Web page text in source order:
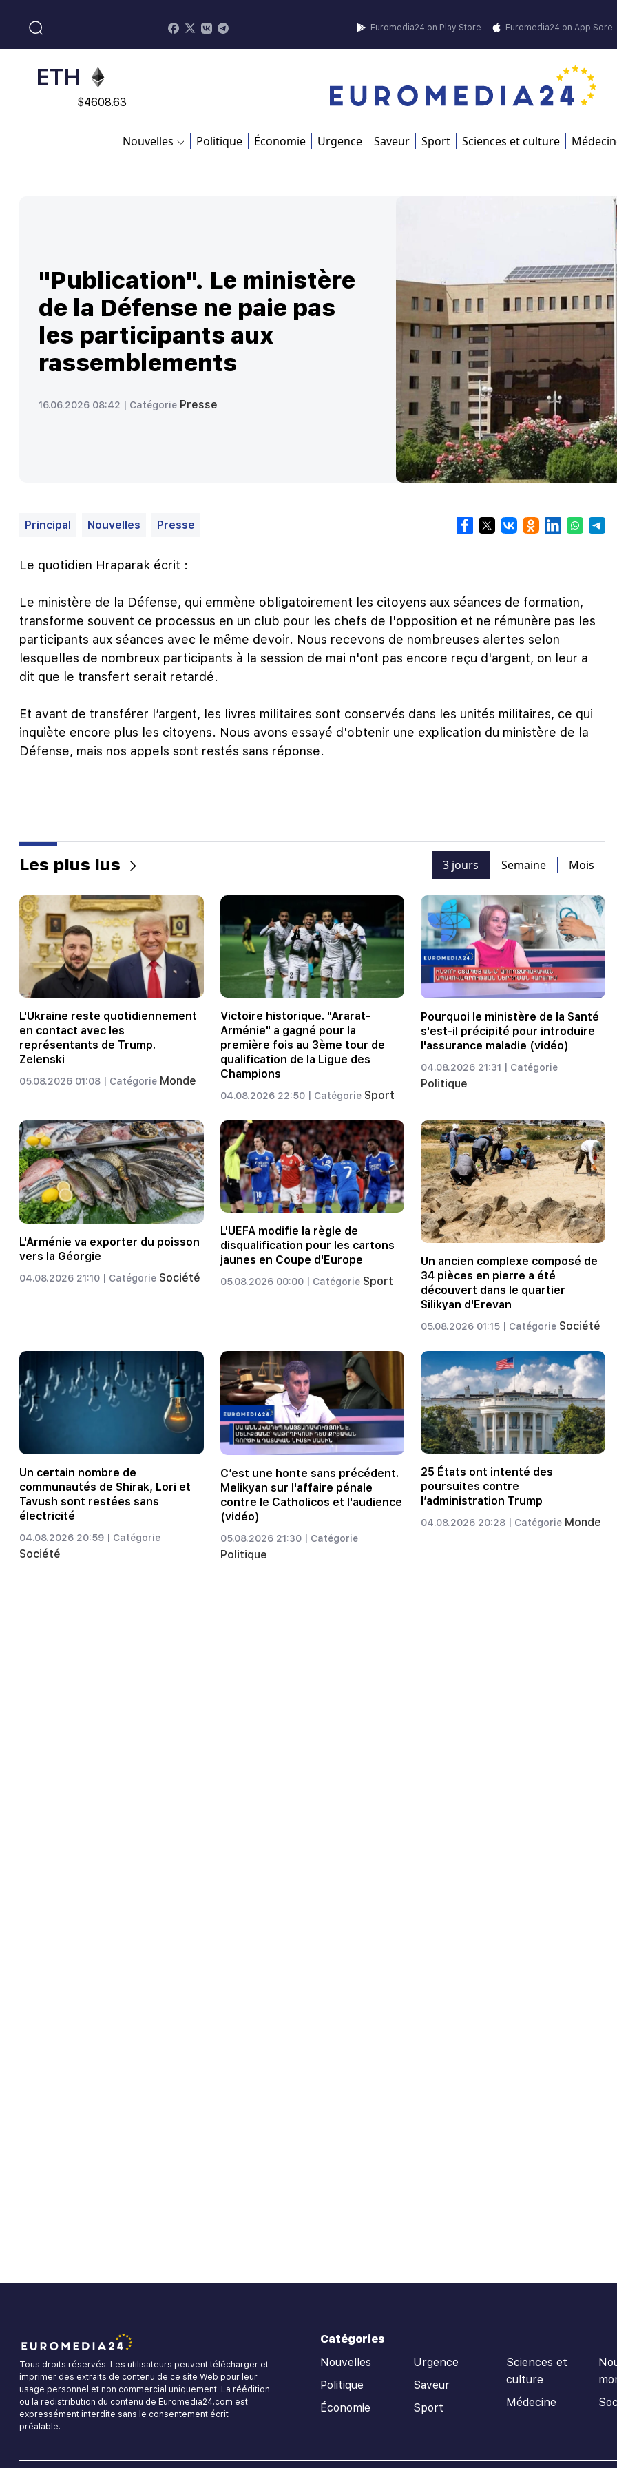
Euromedia24 on Play Store
Euromedia24 on App Sore
ADA
$0.868816
ETH
$4608.63
Nouvelles Politique Économie Urgence Saveur Sport Sciences et culture
"Publication". Le ministère
de la Défense ne paie pas
les participants aux
rassemblements
16.06.2026 08:42 | Catégorie Presse
Principal Nouvelles Presse
Le quotidien Hraparak écrit :
Le ministère de la Défense, qui emmène obligatoirement les citoyens aux séances de formation,
transforme souvent ce processus en un club pour les chefs de l'opposition et ne rémunère pas les
participants aux séances avec le même devoir. Nous recevons de nombreuses alertes selon
lesquelles de nombreux participants à la session de mai n'ont pas encore reçu d'argent, on leur a
dit que le transfert serait retardé.
Et avant de transférer l’argent, les livres militaires sont conservés dans les unités militaires, ce qui
inquiète encore plus les citoyens. Nous avons essayé d'obtenir une explication du ministère de la
Défense, mais nos appels sont restés sans réponse.
Les plus lus 3 jours Semaine Mois
L'Ukraine reste quotidiennement
en contact avec les
représentants de Trump.
Zelenski
05.08.2026 01:08 | Catégorie Monde
Victoire historique. "Ararat-
Arménie" a gagné pour la
première fois au 3ème tour de
qualification de la Ligue des
Champions
04.08.2026 22:50 | Catégorie Sport
Pourquoi le ministère de la Santé
s'est-il précipité pour introduire
l'assurance maladie (vidéo)
04.08.2026 21:31 | Catégorie
Politique
L'Arménie va exporter du poisson
vers la Géorgie
04.08.2026 21:10 | Catégorie Société
L'UEFA modifie la règle de
disqualification pour les cartons
jaunes en Coupe d'Europe
05.08.2026 00:00 | Catégorie Sport
Un ancien complexe composé de
34 pièces en pierre a été
découvert dans le quartier
Silikyan d'Erevan
05.08.2026 01:15 | Catégorie Société
Un certain nombre de
communautés de Shirak, Lori et
Tavush sont restées sans
électricité
04.08.2026 20:59 | Catégorie
Société
C’est une honte sans précédent.
Melikyan sur l'affaire pénale
contre le Catholicos et l'audience
(vidéo)
05.08.2026 21:30 | Catégorie
Politique
25 États ont intenté des
poursuites contre
l’administration Trump
04.08.2026 20:28 | Catégorie Monde
Tous droits réservés. Les utilisateurs peuvent télécharger et
imprimer des extraits de contenu de ce site Web pour leur
usage personnel et non commercial uniquement. La réédition
ou la redistribution du contenu de Euromedia24.com est
expressément interdite sans le consentement écrit
préalable.
Catégories
Nouvelles
Politique
Économie
Urgence
Saveur
Sport
Sciences et
culture
Médecine